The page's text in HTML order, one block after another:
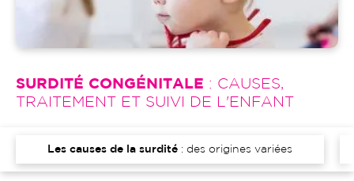
SURDITÉ CONGÉNITALE : CAUSES,
TRAITEMENT ET SUIVI DE L'ENFANT
Les causes de la surdité : des origines variées